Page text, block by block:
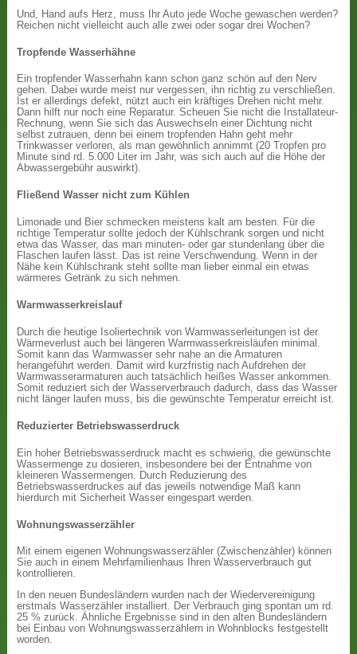
Und, Hand aufs Herz, muss Ihr Auto jede Woche gewaschen werden?
Reichen nicht vielleicht auch alle zwei oder sogar drei Wochen?
Tropfende Wasserhähne
Ein tropfender Wasserhahn kann schon ganz schön auf den Nerv
gehen. Dabei wurde meist nur vergessen, ihn richtig zu verschließen.
Ist er allerdings defekt, nützt auch ein kräftiges Drehen nicht mehr.
Dann hilft nur noch eine Reparatur. Scheuen Sie nicht die Installateur-
Rechnung, wenn Sie sich das Auswechseln einer Dichtung nicht
selbst zutrauen, denn bei einem tropfenden Hahn geht mehr
Trinkwasser verloren, als man gewöhnlich annimmt (20 Tropfen pro
Minute sind rd. 5.000 Liter im Jahr, was sich auch auf die Höhe der
Abwassergebühr auswirkt).
Fließend Wasser nicht zum Kühlen
Limonade und Bier schmecken meistens kalt am besten. Für die
richtige Temperatur sollte jedoch der Kühlschrank sorgen und nicht
etwa das Wasser, das man minuten- oder gar stundenlang über die
Flaschen laufen lässt. Das ist reine Verschwendung. Wenn in der
Nähe kein Kühlschrank steht sollte man lieber einmal ein etwas
wärmeres Getränk zu sich nehmen.
Warmwasserkreislauf
Durch die heutige Isoliertechnik von Warmwasserleitungen ist der
Wärmeverlust auch bei längeren Warmwasserkreisläufen minimal.
Somit kann das Warmwasser sehr nahe an die Armaturen
herangeführt werden. Damit wird kurzfristig nach Aufdrehen der
Warmwasserarmaturen auch tatsächlich heißes Wasser ankommen.
Somit reduziert sich der Wasserverbrauch dadurch, dass das Wasser
nicht länger laufen muss, bis die gewünschte Temperatur erreicht ist.
Reduzierter Betriebswasserdruck
Ein hoher Betriebswasserdruck macht es schwierig, die gewünschte
Wassermenge zu dosieren, insbesondere bei der Entnahme von
kleineren Wassermengen. Durch Reduzierung des
Betriebswasserdruckes auf das jeweils notwendige Maß kann
hierdurch mit Sicherheit Wasser eingespart werden.
Wohnungswasserzähler
Mit einem eigenen Wohnungswasserzähler (Zwischenzähler) können
Sie auch in einem Mehrfamilienhaus Ihren Wasserverbrauch gut
kontrollieren.
In den neuen Bundesländern wurden nach der Wiedervereinigung
erstmals Wasserzähler installiert. Der Verbrauch ging spontan um rd.
25 % zurück. Ähnliche Ergebnisse sind in den alten Bundesländern
bei Einbau von Wohnungswasserzählern in Wohnblocks festgestellt
worden.